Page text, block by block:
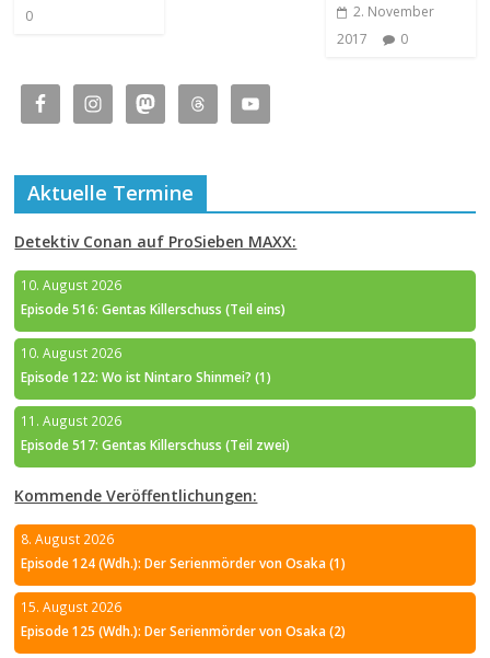
0
2. November
2017
0
Aktuelle Termine
Detektiv Conan auf ProSieben MAXX:
10. August 2026
Episode 516: Gentas Killerschuss (Teil eins)
10. August 2026
Episode 122: Wo ist Nintaro Shinmei? (1)
11. August 2026
Episode 517: Gentas Killerschuss (Teil zwei)
Kommende Veröffentlichungen:
8. August 2026
Episode 124 (Wdh.): Der Serienmörder von Osaka (1)
15. August 2026
Episode 125 (Wdh.): Der Serienmörder von Osaka (2)